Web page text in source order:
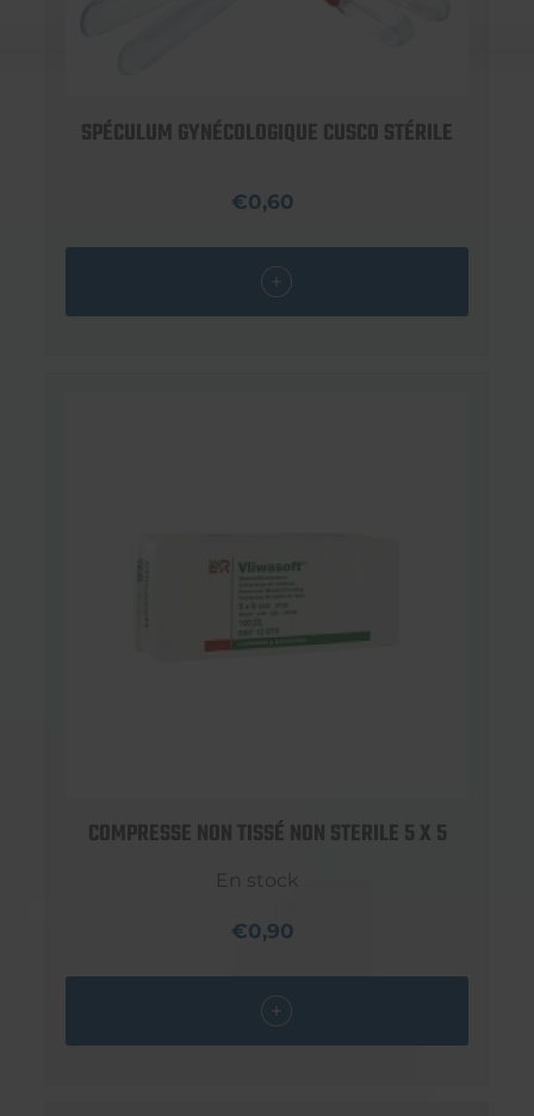
SPÉCULUM GYNÉCOLOGIQUE CUSCO STÉRILE
€0,60
COMPRESSE NON TISSÉ NON STERILE 5 X 5
En stock
€0,90